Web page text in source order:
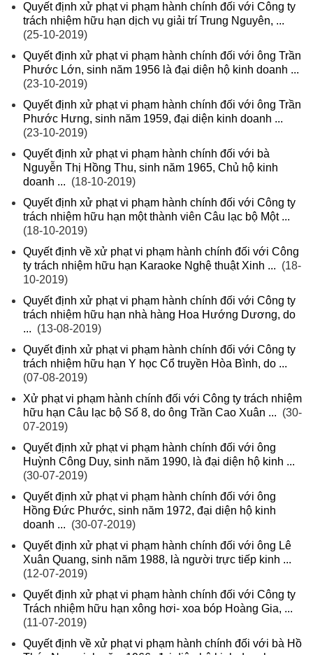
Quyết định xử phạt vi phạm hành chính đối với Công ty
trách nhiệm hữu hạn dịch vụ giải trí Trung Nguyên, ...
(25-10-2019)
Quyết định xử phạt vi phạm hành chính đối với ông Trần
Phước Lớn, sinh năm 1956 là đại diện hộ kinh doanh ...
(23-10-2019)
Quyết định xử phạt vi phạm hành chính đối với ông Trần
Phước Hưng, sinh năm 1959, đại diện kinh doanh ...
(23-10-2019)
Quyết định xử phạt vi phạm hành chính đối với bà
Nguyễn Thị Hồng Thu, sinh năm 1965, Chủ hộ kinh
doanh ... (18-10-2019)
Quyết định xử phạt vi phạm hành chính đối với Công ty
trách nhiệm hữu hạn một thành viên Câu lạc bộ Một ...
(18-10-2019)
Quyết định về xử phạt vi phạm hành chính đối với Công
ty trách nhiệm hữu hạn Karaoke Nghệ thuật Xinh ... (18-
10-2019)
Quyết định xử phạt vi phạm hành chính đối với Công ty
trách nhiệm hữu hạn nhà hàng Hoa Hướng Dương, do
... (13-08-2019)
Quyết định xử phạt vi phạm hành chính đối với Công ty
trách nhiệm hữu hạn Y học Cổ truyền Hòa Bình, do ...
(07-08-2019)
Xử phạt vi phạm hành chính đối với Công ty trách nhiệm
hữu hạn Câu lạc bộ Số 8, do ông Trần Cao Xuân ... (30-
07-2019)
Quyết định xử phạt vi phạm hành chính đối với ông
Huỳnh Công Duy, sinh năm 1990, là đại diện hộ kinh ...
(30-07-2019)
Quyết định xử phạt vi phạm hành chính đối với ông
Hồng Đức Phước, sinh năm 1972, đại diện hộ kinh
doanh ... (30-07-2019)
Quyết định xử phạt vi phạm hành chính đối với ông Lê
Xuân Quang, sinh năm 1988, là người trực tiếp kinh ...
(12-07-2019)
Quyết định xử phạt vi phạm hành chính đối với Công ty
Trách nhiệm hữu hạn xông hơi- xoa bóp Hoàng Gia, ...
(11-07-2019)
Quyết định về xử phạt vi phạm hành chính đối với bà Hồ